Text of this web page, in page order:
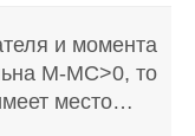
и момента
М-МС>0, то
место…